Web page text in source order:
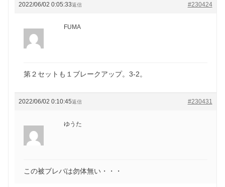
2022/06/02 0:05:33 #230424
返信
FUMA
第２セットも１ブレークアップ。3-2。
2022/06/02 0:10:45 #230431
返信
ゆうた
この被ブレバは勿体無い・・・